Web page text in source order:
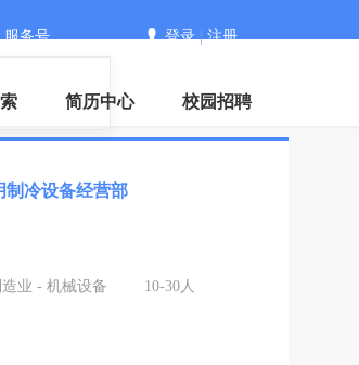
服务号 登录|注册
简历中心 校园招聘
制冷设备经营部
业 - 机械设备 10-30人